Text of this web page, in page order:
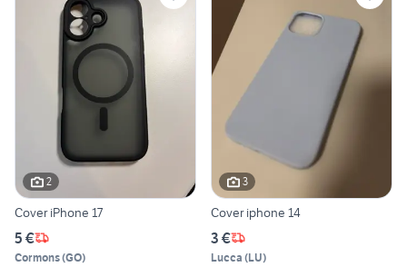
2
Cover iPhone 17
5 €
Cormons(GO)
3
Cover iphone 14
3 €
Lucca (LU)